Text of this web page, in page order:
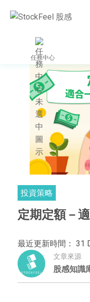
任務中心
投資策略
定期定額－
最近更新時間： 31
文章來源
股感知識